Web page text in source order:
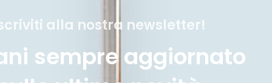
alla nostra newsletter!
sempre aggiornato